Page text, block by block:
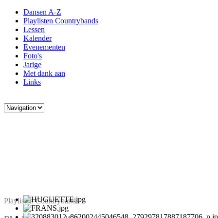
Dansen A-Z
Playlisten Countrybands
Lessen
Kalender
Evenementen
Foto's
Jarige
Met dank aan
Links
Playlisten Countrybands